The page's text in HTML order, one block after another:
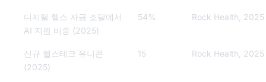
디지털 헬스 자금 조달에서
AI 지원 비중 (2025)
54% Rock Health, 2025
신규 헬스테크 유니콘
(2025)
15 Rock Health, 2025